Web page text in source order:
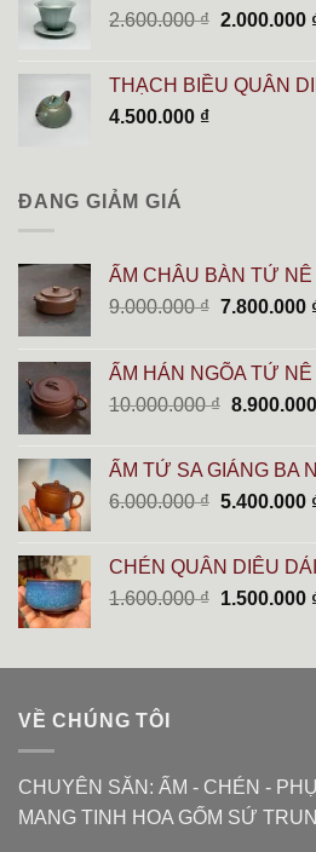
2.600.000₫ Giá
2.600.000
2.000.000
THẠCH BIỀU QUÂN
4.500.000 ₫
ĐANG GIẢM GIÁ
ẤM CHÂU BÀN TỬ NÊ
9.000.000₫ Giá
9.000.000 ₫.
7.800.000
ẤM HÁN NGÕA TỬ NÊ
10.000.000₫ Giá
là:
8.900.000
ẤM TỬ SA GIÁNG BA
6.000.000₫ Giá
6.000.000
5.400.000
CHÉN QUÂN DIÊU
1.600.000₫ Giá
1.600.000
1.500.000
VỀ CHÚNG TÔI
CHUYÊN SĂN: ẤM - CHÉN -
MANG TINH HOA GỐM SỨ